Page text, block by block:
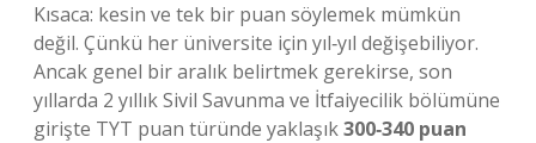
Kısaca: kesin ve tek bir puan söylemek mümkün
değil. Çünkü her üniversite için yıl‑yıl değişebiliyor.
Ancak genel bir aralık belirtmek gerekirse, son
yıllarda 2 yıllık Sivil Savunma ve İtfaiyecilik bölümüne
girişte TYT puan türünde yaklaşık300‑340 puan